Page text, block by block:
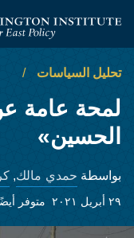
معهد واشنطن
تحليل السياسات
لمحة عامة
الحسين»
بواسطة حمدي مالك,
٢٩ أبريل ٢٠٢١ متوفر